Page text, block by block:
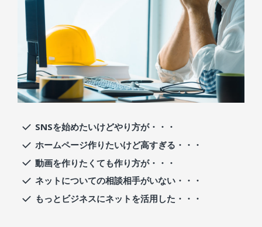
SNSを始めたいけどやり方が・・・
ホームページ作りたいけど高すぎる・・・
動画を作りたくても作り方が・・・
ネットについての相談相手がいない・・・
もっとビジネスにネットを活用した・・・